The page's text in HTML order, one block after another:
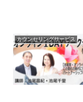
カウンセリングサービス